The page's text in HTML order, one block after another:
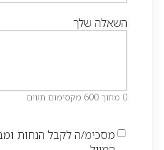
השאלה שלך
0 מתוך 600 מקסימום תווים
מסכימ/ה לקבל הנחות